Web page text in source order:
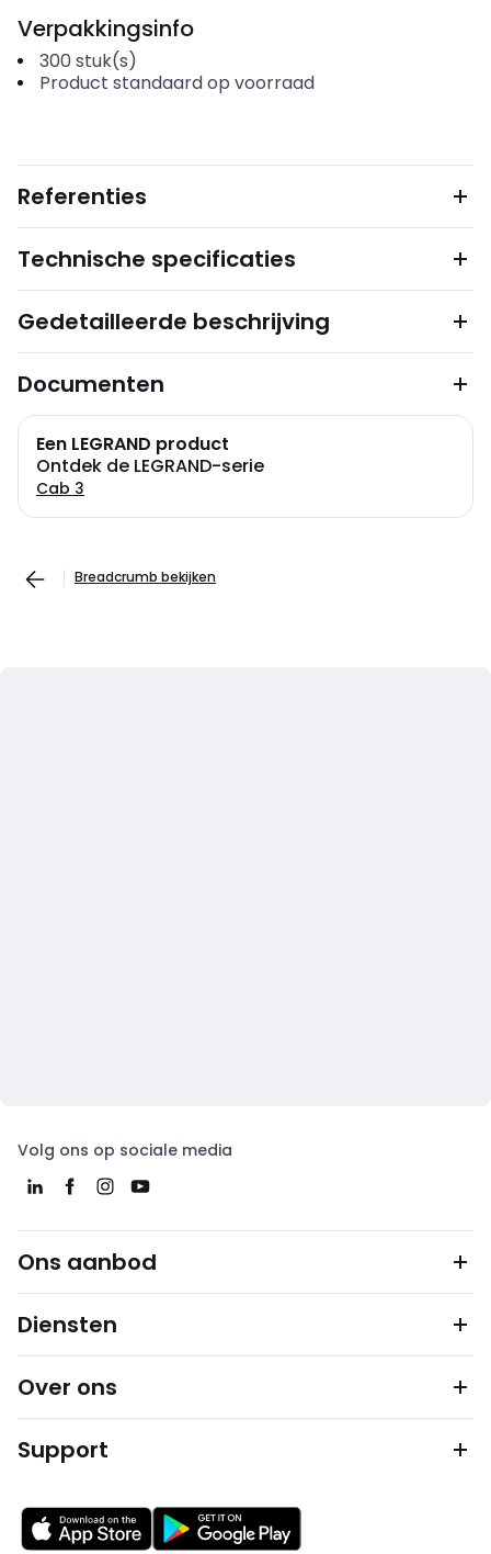
Verpakkingsinfo
300 stuk(s)
Product standaard op voorraad
Referenties
Technische specificaties
Gedetailleerde beschrijving
Documenten
Een LEGRAND product
Ontdek de LEGRAND-serie
Cab 3
Breadcrumb bekijken
Volg ons op sociale media
Ons aanbod
Diensten
Over ons
Support